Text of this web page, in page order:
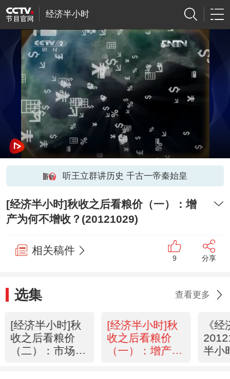
经济半小时
听王立群讲历史 千古一帝秦始皇
[经济半小时]秋收之后看粮价（一）：增
产为何不增收？(20121029)
相关稿件
9 分享
选集 查看更多
[经济半小时]秋
收之后看粮价
（二）：市场博
[经济半小时]秋
收之后看粮价
（一）：增产为
《
半小